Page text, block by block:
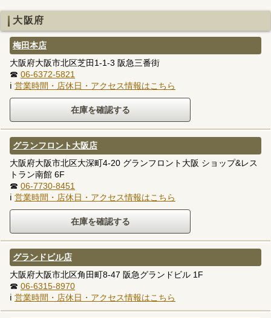
大阪府
梅田本店
大阪府大阪市北区芝田1-1-3 阪急三番街
☎ 06-6372-5821
ℹ 営業時間・店休日・アクセス情報はこちら
グランフロント大阪店
大阪府大阪市北区大深町4-20 グランフロント大阪 ショップ&レス
トラン南館 6F
☎ 06-7730-8451
ℹ 営業時間・店休日・アクセス情報はこちら
グランドビル店
大阪府大阪市北区角田町8-47 阪急グランドビル 1F
☎ 06-6315-8970
ℹ 営業時間・店休日・アクセス情報はこちら